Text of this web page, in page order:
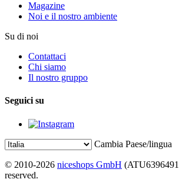
Magazine
Noi e il nostro ambiente
Su di noi
Contattaci
Chi siamo
Il nostro gruppo
Seguici su
Cambia Paese/lingua
© 2010-2026 niceshops GmbH
reserved.